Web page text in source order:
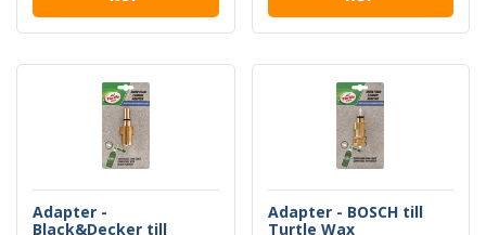
Adapter -
Black&Decker till
Adapter - BOSCH till
Turtle Wax